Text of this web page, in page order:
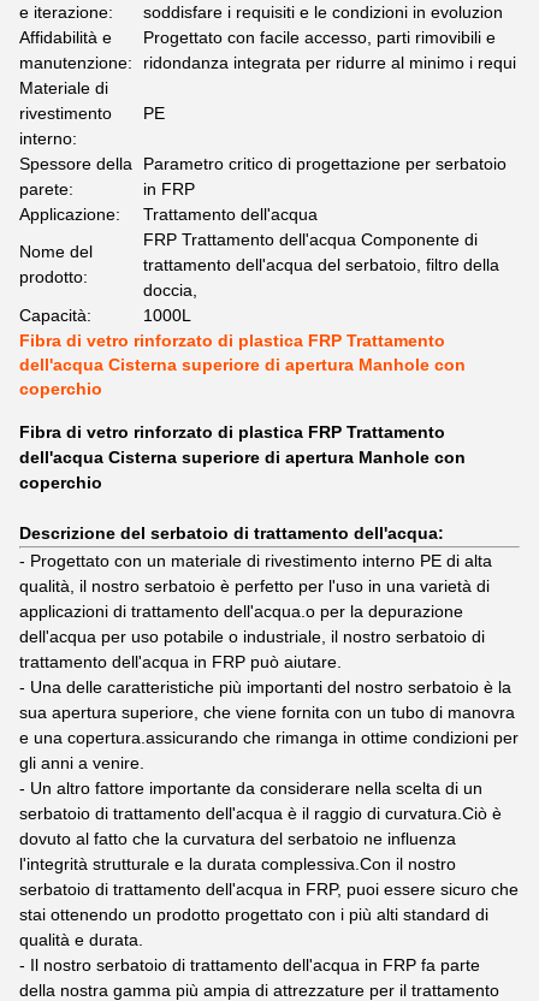
e iterazione:
soddisfare i requisiti e le condizioni in evoluzion
Affidabilità e
manutenzione:
Progettato con facile accesso, parti rimovibili e
ridondanza integrata per ridurre al minimo i requi
Materiale di
rivestimento
interno:
PE
Spessore della
parete:
Parametro critico di progettazione per serbatoio
in FRP
Applicazione:
Trattamento dell'acqua
Nome del
prodotto:
FRP Trattamento dell'acqua Componente di
trattamento dell'acqua del serbatoio, filtro della
doccia,
Capacità:
1000L
Fibra di vetro rinforzato di plastica FRP Trattamento
dell'acqua Cisterna superiore di apertura Manhole con
coperchio
Fibra di vetro rinforzato di plastica FRP Trattamento
dell'acqua Cisterna superiore di apertura Manhole con
coperchio
Descrizione del serbatoio di trattamento dell'acqua:
- Progettato con un materiale di rivestimento interno PE di alta
qualità, il nostro serbatoio è perfetto per l'uso in una varietà di
applicazioni di trattamento dell'acqua.o per la depurazione
dell'acqua per uso potabile o industriale, il nostro serbatoio di
trattamento dell'acqua in FRP può aiutare.
- Una delle caratteristiche più importanti del nostro serbatoio è la
sua apertura superiore, che viene fornita con un tubo di manovra
e una copertura.assicurando che rimanga in ottime condizioni per
gli anni a venire.
- Un altro fattore importante da considerare nella scelta di un
serbatoio di trattamento dell'acqua è il raggio di curvatura.Ciò è
dovuto al fatto che la curvatura del serbatoio ne influenza
l'integrità strutturale e la durata complessiva.Con il nostro
serbatoio di trattamento dell'acqua in FRP, puoi essere sicuro che
stai ottenendo un prodotto progettato con i più alti standard di
qualità e durata.
- Il nostro serbatoio di trattamento dell'acqua in FRP fa parte
della nostra gamma più ampia di attrezzature per il trattamento